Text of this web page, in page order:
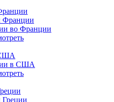
Франции
во Франции
в США
Греции